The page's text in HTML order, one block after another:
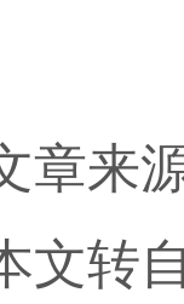
章来
文转